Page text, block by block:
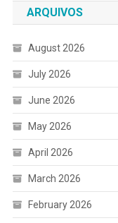
ARQUIVOS
August 2026
July 2026
June 2026
May 2026
April 2026
March 2026
February 2026